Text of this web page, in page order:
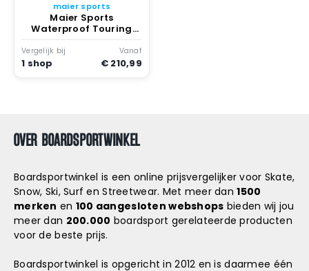
maier sports
Maier Sports
Waterproof Touring
Pradollano Jas Viridian
/ Nightsky
Vergelijk bij
1 shop
Vanaf
€ 210,99
OVER BOARDSPORTWINKEL
Boardsportwinkel is een online prijsvergelijker voor Skate,
Snow, Ski, Surf en Streetwear. Met meer dan1500
merken en 100 aangesloten webshops bieden wij jou
meer dan 200.000 boardsport gerelateerde producten
voor de beste prijs.
Boardsportwinkel is opgericht in 2012 en is daarmee één